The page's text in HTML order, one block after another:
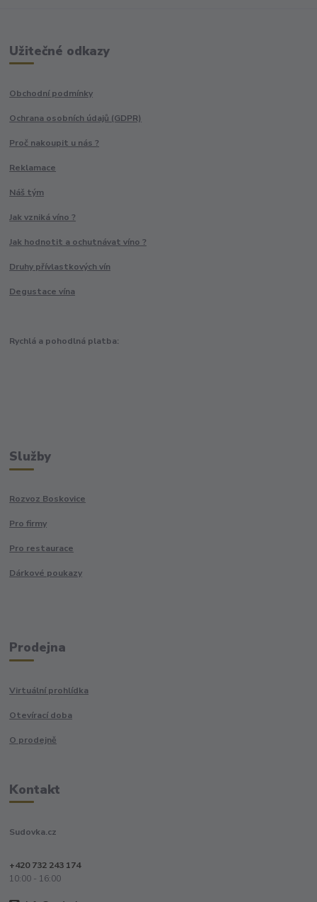
Užitečné odkazy
Obchodní podmínky
Ochrana osobních údajů (GDPR)
Proč nakoupit u nás ?
Reklamace
Náš tým
Jak vzniká víno ?
Jak hodnotit a ochutnávat víno ?
Druhy přívlastkových vín
Degustace vína
Rychlá a pohodlná platba:
Služby
Rozvoz Boskovice
Pro firmy
Pro restaurace
Dárkové poukazy
Prodejna
Virtuální prohlídka
Otevírací doba
O prodejně
Kontakt
Sudovka.cz
+420 732 243 174
10:00 - 16:00